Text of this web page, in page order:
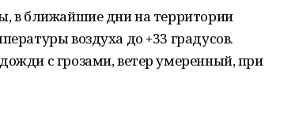
в ближайшие дни на территории
воздуха до +33 градусов.
с грозами, ветер умеренный, при